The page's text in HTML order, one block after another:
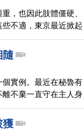
，也因此肢體僵硬、
不適，東京最近掀起
體驗。
隨
個實例。最近在秘魯有
不棄一直守在主人身
獲